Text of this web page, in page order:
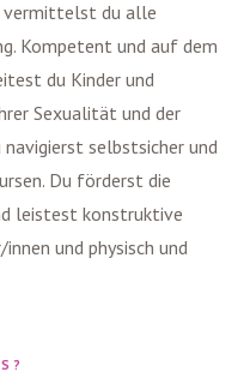
vermittelst du alle
Kompetent und auf dem
du Kinder und
Sexualität und der
selbstsicher und
Du förderst die
leistest konstruktive
und physisch und